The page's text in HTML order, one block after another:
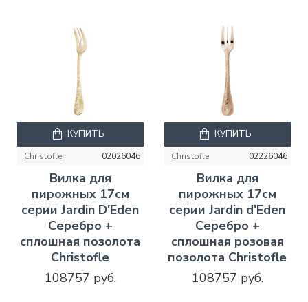
Christofle 02026046
Вилка для
пирожных 17см
серии Jardin D'Eden
Серебро +
сплошная позолота
Christofle
108757 руб.
КУПИТЬ
Christofle 02226046
Вилка для
пирожных 17см
серии Jardin d'Eden
Серебро +
сплошная розовая
позолота Christofle
108757 руб.
КУПИТЬ